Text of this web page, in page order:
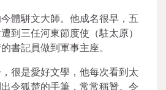
體駢文大師。他成名很早，五
到三任河東節度使（駐太原）
書記員做到軍事主座。
很是愛好文學，他每次看到太
令狐楚的手筆，常常稱贊。令